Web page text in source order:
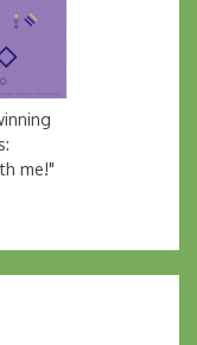
me!"